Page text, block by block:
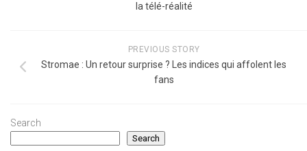
la télé-réalité
PREVIOUS STORY
Stromae : Un retour surprise ? Les indices qui affolent les
fans
Search
Search